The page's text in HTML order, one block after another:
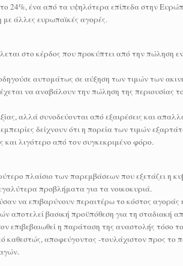
24%, ένα από τα υψηλότερα επίπεδα στην
με άλλες ευρωπαϊκές αγορές.
στο κέρδος που προκύπτει από την πώληση
αυτομάτως σε αύξηση των τιμών των
να αναβάλουν την πώληση της περιουσίας
αλλά συνοδεύονται από εξαιρέσεις και
δείχνουν ότι η πορεία των τιμών
και λιγότερο από τον συγκεκριμένο φόρο.
πλαίσιο των παρεμβάσεων που εξετάζει η
προβλήματα για τα νοικοκυριά.
να επιβαρύνουν περαιτέρω το κόστος
βασική προϋπόθεση για τη σταδιακή
επιβεβαιωθεί η παράταση της αναστολής τόσο
καθεστώς, αποφεύγοντας -τουλάχιστον προς